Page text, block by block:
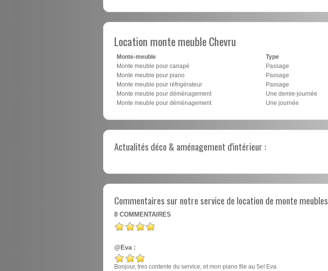
Location monte meuble Chevru
Monte-meuble Type
Monte meuble pour canapé
Passage
Monte meuble pour piano
Passage
Monte meuble pour réfrigérateur
Passage
Monte meuble pour déménagement
Une demie-journée
Monte meuble pour déménagement
Une journée
Actualités déco & aménagement d'intérieur :
Commentaires sur notre service de location de monte meubles
8 COMMENTAIRES
@Eva :
Bonjour, tres contente du service, et mon piano file au 5e! Eva